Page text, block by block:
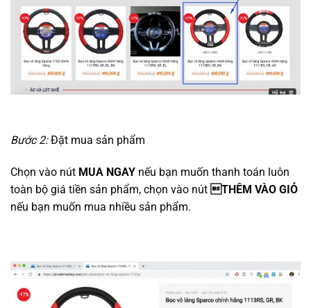
Bước 2:Đặt mua sản phẩm
Chọn vào nút MUA NGAY nếu bạn muốn thanh toán luôn
toàn bộ giá tiền sản phẩm, chọn vào nút THÊM VÀO GIỎ
nếu bạn muốn mua nhiều sản phẩm.